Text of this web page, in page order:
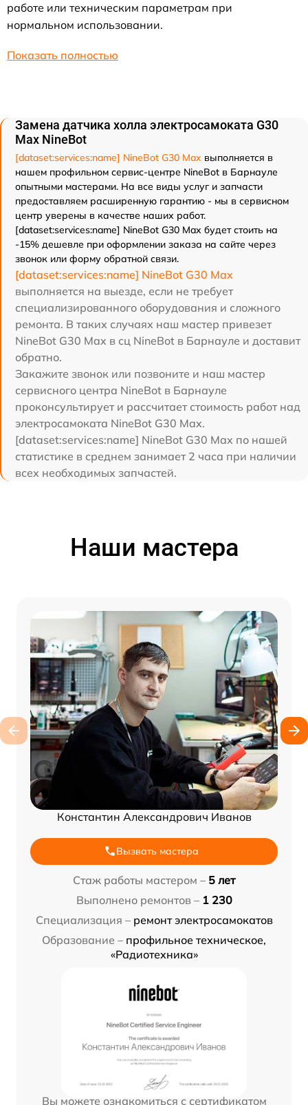
работе или техническим параметрам при
нормальном использовании.
Показать полностью
Замена датчика холла электросамоката G30
Max NineBot
[dataset:services:name] NineBot G30 Max выполняется в
нашем профильном сервис-центре NineBot в Барнауле
опытными мастерами. На все виды услуг и запчасти
предоставляем расширенную гарантию - мы в сервисном
центр уверены в качестве наших работ.
[dataset:services:name] NineBot G30 Max будет стоить на
-15% дешевле при оформлении заказа на сайте через
звонок или форму обратной связи.
[dataset:services:name] NineBot G30 Max
выполняется на выезде, если не требует
специализированного оборудования и сложного
ремонта. В таких случаях наш мастер привезет
NineBot G30 Max в сц NineBot в Барнауле и доставит
обратно.
Закажите звонок или позвоните и наш мастер
сервисного центра NineBot в Барнауле
проконсультирует и рассчитает стоимость работ над
электросамоката NineBot G30 Max.
[dataset:services:name] NineBot G30 Max по нашей
статистике в среднем занимает 2 часа при наличии
всех необходимых запчастей.
Наши мастера
Константин Александрович Иванов
Вызвать мастера
Стаж работы мастером – 5 лет
Выполнено ремонтов – 1 230
Специализация – ремонт электросамокатов
Образование – профильное техническое,
«Радиотехника»
Вы можете ознакомиться с сертификатом